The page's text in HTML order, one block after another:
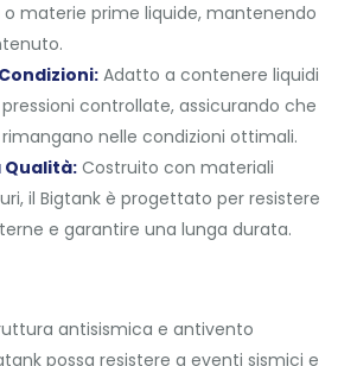
materie prime liquide, mantenendo
Adatto a contenere liquidi
controllate, assicurando che
nelle condizioni ottimali.
Qualità: Costruito con materiali
il Bigtank è progettato per resistere
e garantire una lunga durata.
antisismica e antivento
possa resistere a eventi sismici e